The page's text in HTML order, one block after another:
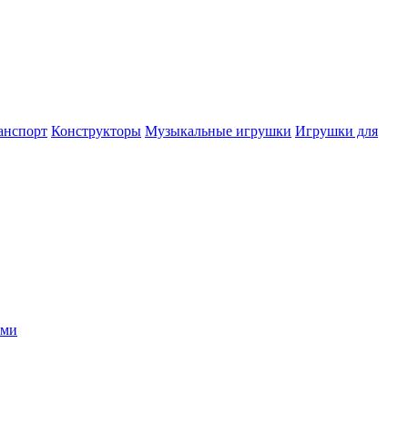
Конструкторы Музыкальные игрушки Игрушки для